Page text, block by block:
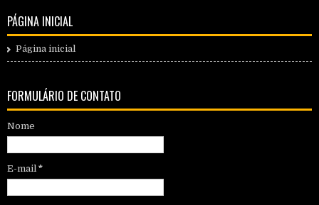
PÁGINA INICIAL
Página inicial
FORMULÁRIO DE CONTATO
Nome
E-mail *